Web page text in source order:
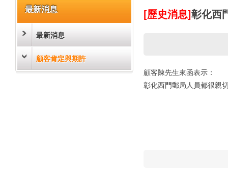
最新消息
最新消息
顧客肯定與期許
[歷史消息]彰化西
顧客陳先生來函表示：
彰化西門郵局人員都很親